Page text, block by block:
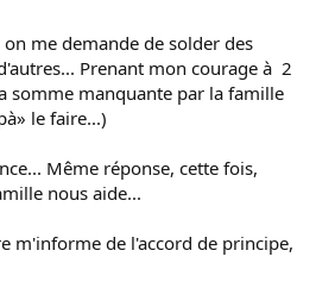
me demande de solder des
Prenant mon courage à 2
somme manquante par la famille
le faire...)
Même réponse, cette fois,
nous aide...
m'informe de l'accord de principe,